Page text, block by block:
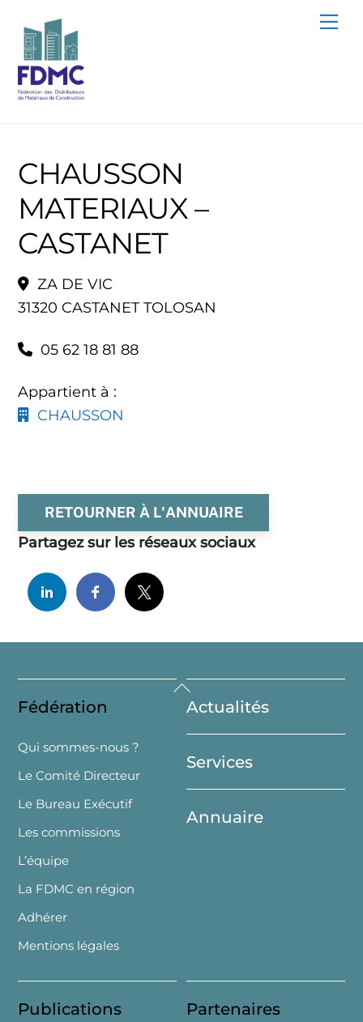
content
CHAUSSON
MATERIAUX –
CASTANET
ZA DE VIC
31320 CASTANET TOLOSAN
05 62 18 81 88
Appartient à :
CHAUSSON
RETOURNER À L'ANNUAIRE
Partagez sur les réseaux sociaux
Back
To
Top
Fédération
Qui sommes-nous ?
Le Comité Directeur
Le Bureau Exécutif
Les commissions
L’équipe
La FDMC en région
Adhérer
Mentions légales
Actualités
Services
Annuaire
Publications Partenaires